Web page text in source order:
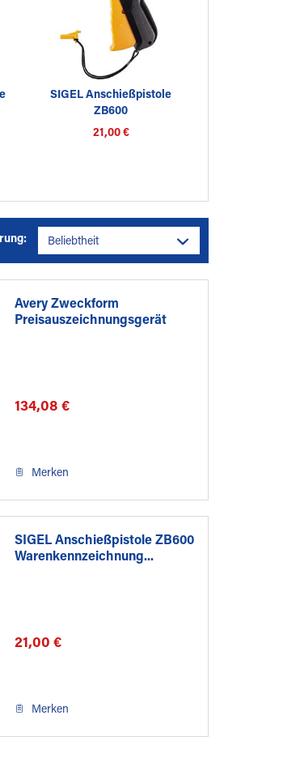
SIGEL Anschießpistole
ZB600
Warenkennzeichnung...
21,00 €
Avery Zweckform
Preisauszeichnungsgerät
134,08 €
Merken
SIGEL Anschießpistole ZB600
Warenkennzeichnung...
21,00 €
Merken